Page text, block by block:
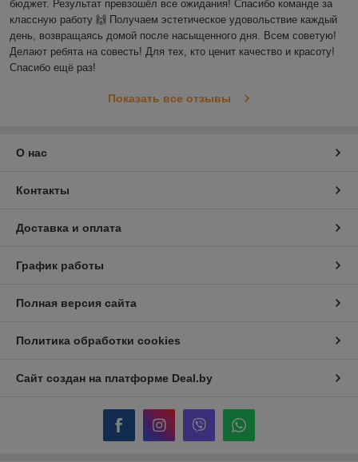
бюджет. Результат превзошёл все ожидания! Спасибо команде за
классную работу 🙌 Получаем эстетическое удовольствие каждый
день, возвращаясь домой после насыщенного дня. Всем советую!
Делают ребята на совесть! Для тех, кто ценит качество и красоту!
Спасибо ещё раз!
Показать все отзывы
О нас
Контакты
Доставка и оплата
График работы
Полная версия сайта
Политика обработки cookies
Сайт создан на платформе Deal.by